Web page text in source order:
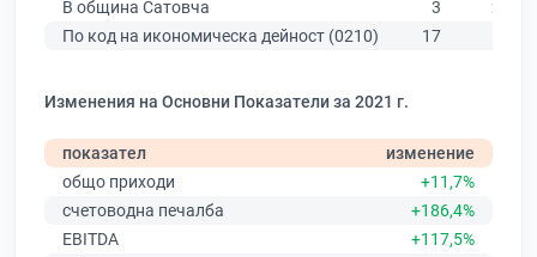
В община Сатовча
3
285
По код на икономическа дейност (0210)
17
Изменения на Основни Показатели за 2021 г.
показател
изменение
общо приходи
+11,7%
счетоводна печалба
+186,4%
EBITDA
+117,5%